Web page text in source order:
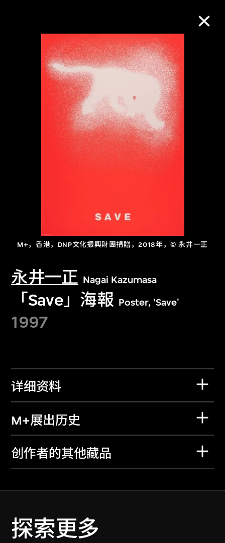
M+，香港，DNP文化振興財團捐贈，2018年，© 永井一正
永井一正 Nagai Kazumasa
「Save」海報 Poster, 'Save'
1997
详细资料
M+展出历史
创作者的其他藏品
探索更多
M+藏品
进一步筛选
关于M+藏品